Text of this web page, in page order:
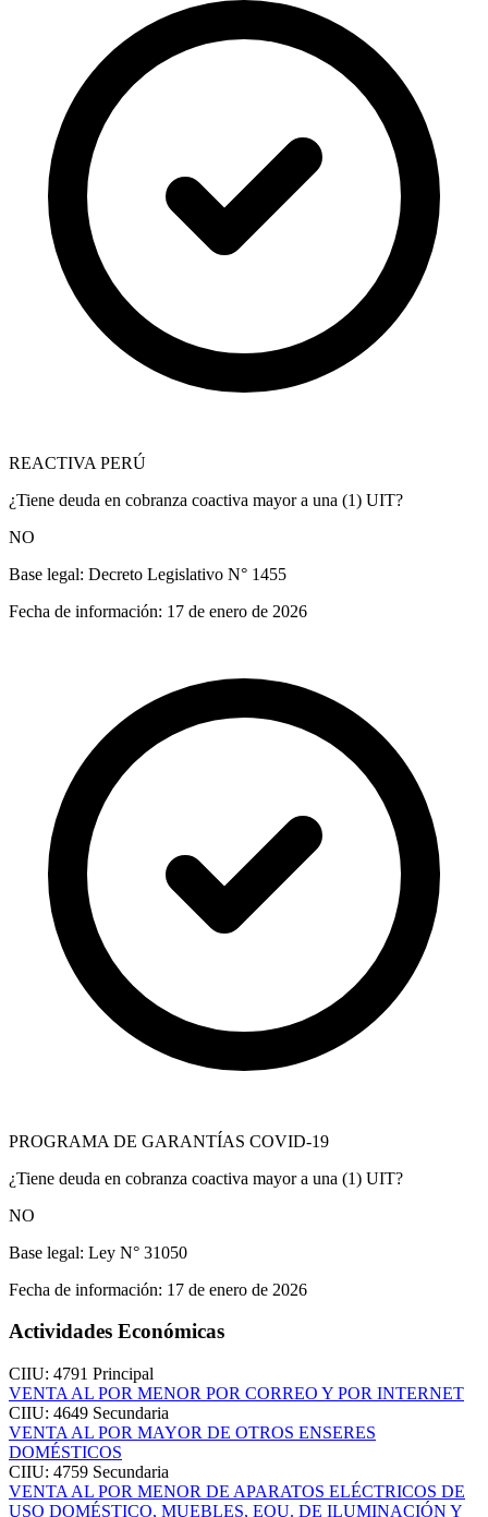
REACTIVA PERÚ
¿Tiene deuda en cobranza coactiva mayor a una (1) UIT?
NO
Base legal: Decreto Legislativo N° 1455
Fecha de información: 17 de enero de 2026
PROGRAMA DE GARANTÍAS COVID-19
¿Tiene deuda en cobranza coactiva mayor a una (1) UIT?
NO
Base legal: Ley N° 31050
Fecha de información: 17 de enero de 2026
Actividades Económicas
CIIU: 4791 Principal
VENTA AL POR MENOR POR CORREO Y POR INTERNET
CIIU: 4649 Secundaria
VENTA AL POR MAYOR DE OTROS ENSERES
DOMÉSTICOS
CIIU: 4759 Secundaria
VENTA AL POR MENOR DE APARATOS ELÉCTRICOS DE
USO DOMÉSTICO, MUEBLES, EQU. DE ILUMINACIÓN Y